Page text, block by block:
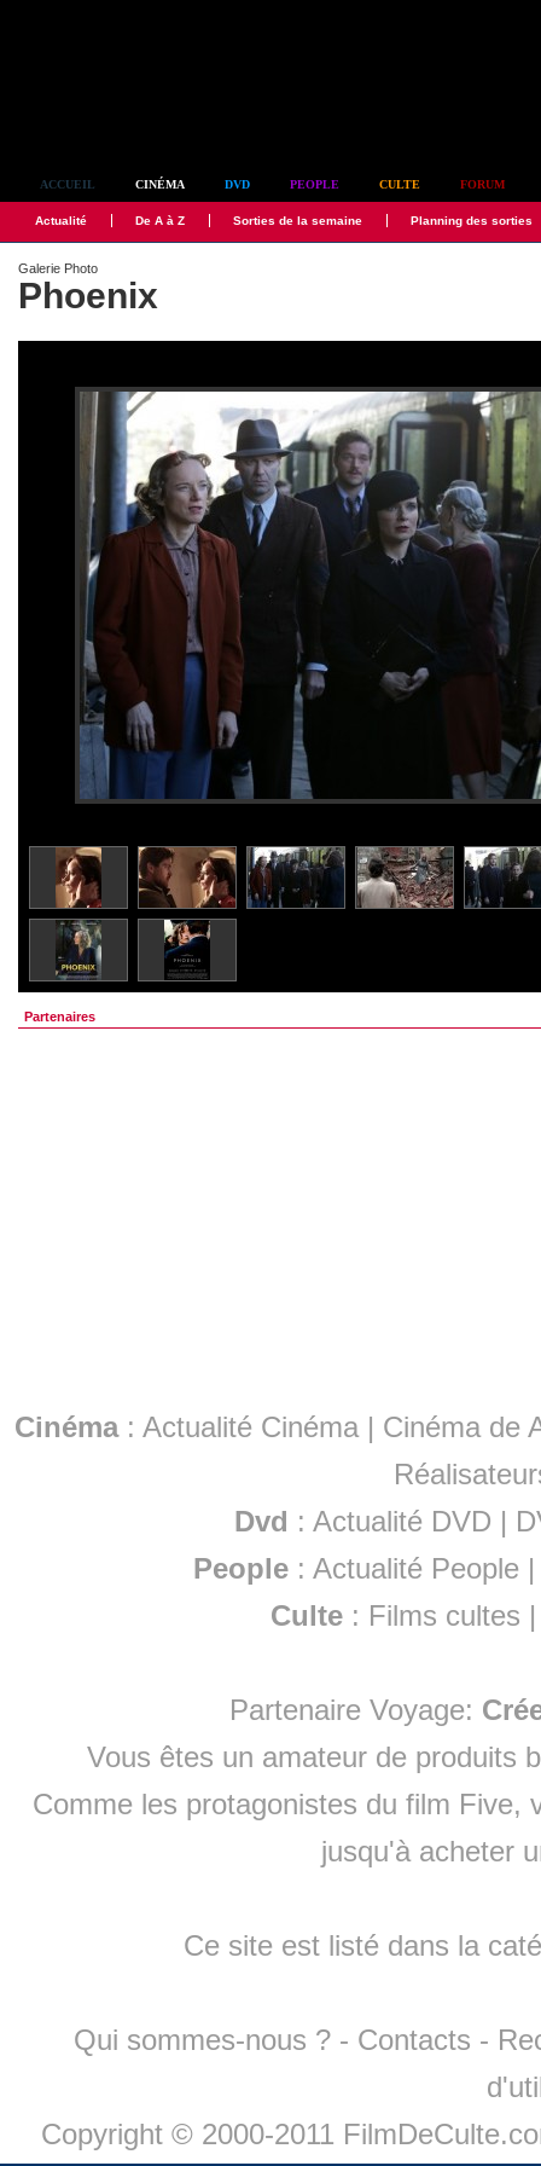
ACCUEIL CINÉMA DVD PEOPLE CULTE FORUM
Actualité De A à Z Sorties de la semaine Planning des sorties
Galerie Photo
Phoenix
Partenaires
Cinéma: Actualité Cinéma | Cinéma de
Dvd : Actualité DVD |
People :Actualité People
Culte : Films cultes
Partenaire Voyage:
Vous êtes un amateur de produits
Comme les protagonistes du film Five,
jusqu'à acheter
Ce site est listé dans la
Qui sommes-nous ? - Contacts -
Copyright © 2000-2011